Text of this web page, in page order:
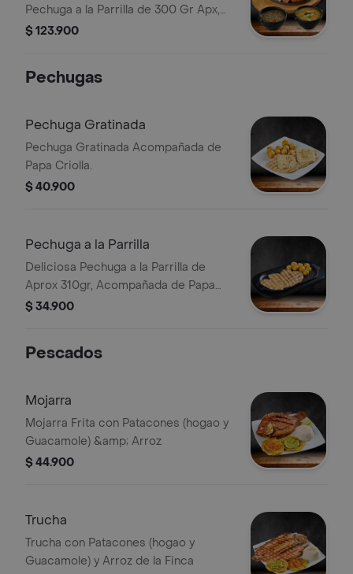
Pechuga a la Parrilla de 300 Gr Apx,
Costilla BBQ 80 Gr Apx , Chicharrón
Escoja Dos Sopas Personales de
$ 123.900
Pechugas
Pechuga Gratinada
Pechuga Gratinada Acompañada de
Papa Criolla.
$ 40.900
Pechuga a la Parrilla
Deliciosa Pechuga a la Parrilla de
Aprox 310gr, Acompañada de Papa
Criolla
$ 34.900
Pescados
Mojarra
Mojarra Frita con Patacones (hogao y
Guacamole) &amp; Arroz
$ 44.900
Trucha
Trucha con Patacones (hogao y
Guacamole) y Arroz de la Finca